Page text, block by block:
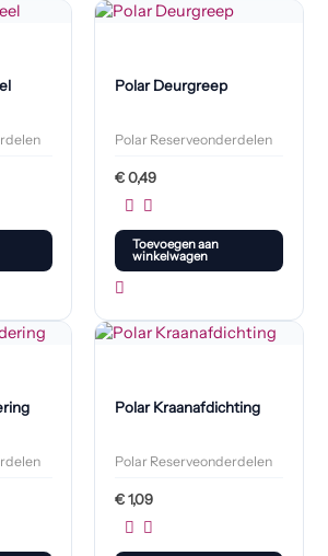
Polar Deurgreep
Polar Reserveonderdelen
€0,49
Toevoegen aan
winkelwagen
Polar Kraanafdichting
Polar Reserveonderdelen
€1,09